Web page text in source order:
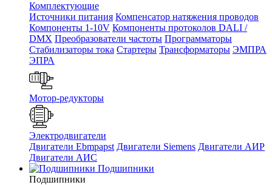
Комплектующие
Источники питания Компенсатор натяжения проводов
Компоненты 1-10V Компоненты протоколов DALI /
DMX Преобразователи частоты Программаторы
Стабилизаторы тока Стартеры Трансформаторы ЭМПРА
ЭПРА
Мотор-редукторы
Электродвигатели
Двигатели Ebmpapst Двигатели Siemens Двигатели АИР
Двигатели АИС
Подшипники
Подшипники